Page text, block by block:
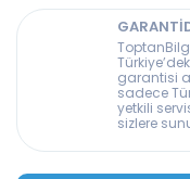
garantisi
sadece
yetkili
sizlere